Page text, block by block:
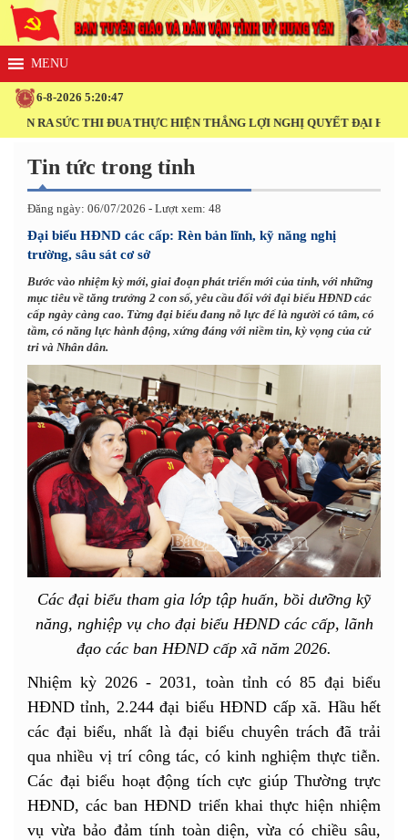
6-8-2026 5:20:48
SỨC THI ĐUA THỰC HIỆN THẮNG LỢI NGHỊ QUYẾT ĐẠI HỘI XIV
Tin tức trong tỉnh
Đăng ngày: 06/07/2026 - Lượt xem: 48
Đại biểu HĐND các cấp: Rèn bản lĩnh, kỹ năng nghị
trường, sâu sát cơ sở
Bước vào nhiệm kỳ mới, giai đoạn phát triển mới của tỉnh, với những
mục tiêu về tăng trưởng 2 con số, yêu cầu đối với đại biểu HĐND các
cấp ngày càng cao. Từng đại biểu đang nỗ lực để là người có tâm, có
tầm, có năng lực hành động, xứng đáng với niềm tin, kỳ vọng của cử
tri và Nhân dân.
Các đại biểu tham gia lớp tập huấn, bồi dưỡng kỹ
năng, nghiệp vụ cho đại biểu HĐND các cấp, lãnh
đạo các ban HĐND cấp xã năm 2026.
Nhiệm kỳ 2026 - 2031, toàn tỉnh có 85 đại biểu
HĐND tỉnh, 2.244 đại biểu HĐND cấp xã. Hầu hết
các đại biểu, nhất là đại biểu chuyên trách đã trải
qua nhiều vị trí công tác, có kinh nghiệm thực tiễn.
Các đại biểu hoạt động tích cực giúp Thường trực
HĐND, các ban HĐND triển khai thực hiện nhiệm
vụ vừa bảo đảm tính toàn diện, vừa có chiều sâu,